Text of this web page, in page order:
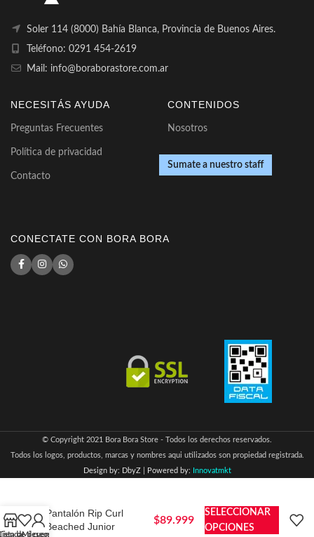
Soler 114 (8000) Bahía Blanca, Provincia de Buenos Aires.
Teléfono: 0291 454-2619
Mail: info@boraborastore.com.ar
NECESITÁS AYUDA
Preguntas Frecuentes
Política de privacidad
Contacto
CONTENIDOS
Nosotros
Sumate a nuestro staff
CONECTATE CON BORA BORA
© Copyright 2021 Bora Bora Store - Todos los derechos reservados.
Todos los logos, productos, marcas y nombres aqui utilizados son propiedad registrada.
Design by: DbyZ| Powered by: Innovatmkt
Pantalón Rip Curl
Beached Junior
$89.999
SELECCIONAR
OPCIONES
de deseos
Mi cuenta